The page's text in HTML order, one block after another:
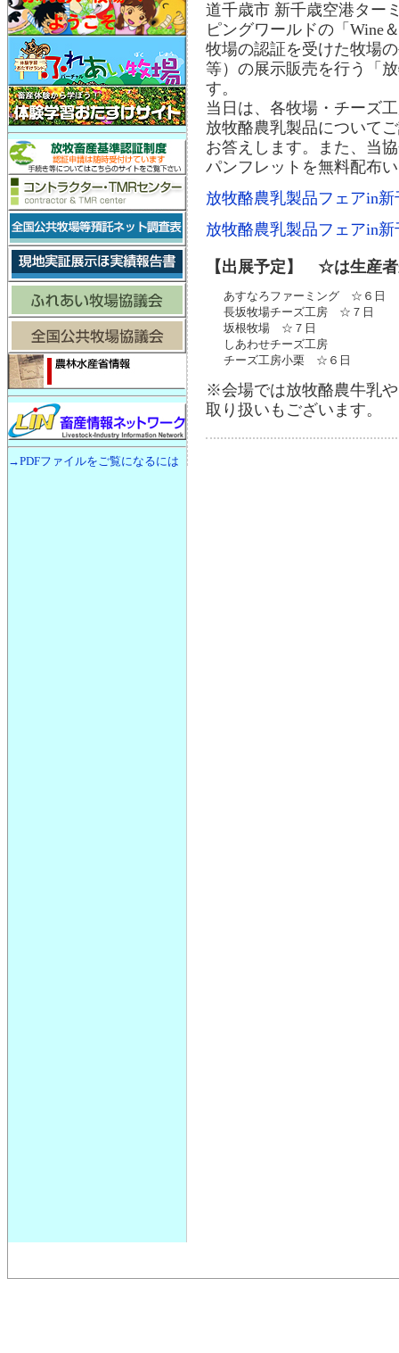
→PDFファイルをご覧になるには
道千歳市 新千歳空港ター
ピングワールドの「Wine
牧場の認証を受けた牧場
等）の展示販売を行う「
す。
当日は、各牧場・チーズ
放牧酪農乳製品について
お答えします。また、当
パンフレットを無料配布
放牧酪農乳製品フェアin
放牧酪農乳製品フェアin
【出展予定】 ☆は生産
あすなろファーミング ☆６日
長坂牧場チーズ工房 ☆７日
坂根牧場 ☆７日
しあわせチーズ工房
チーズ工房小栗 ☆６日
※会場では放牧酪農牛乳
取り扱いもございます。